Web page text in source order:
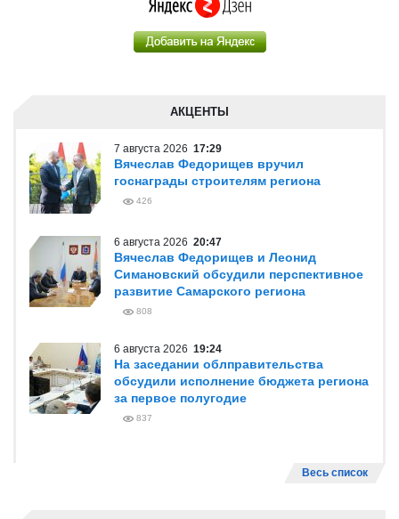
АКЦЕНТЫ
7 августа 2026 17:29
Вячеслав Федорищев вручил
госнаграды строителям региона
426
6 августа 2026 20:47
Вячеслав Федорищев и Леонид
Симановский обсудили перспективное
развитие Самарского региона
808
6 августа 2026 19:24
На заседании облправительства
обсудили исполнение бюджета региона
за первое полугодие
837
Весь список